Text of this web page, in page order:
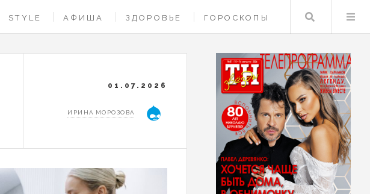
STYLE АФИША ЗДОРОВЬЕ ГОРОСКОПЫ Поиск
01.07.2026
ИРИНА МОРОЗОВА